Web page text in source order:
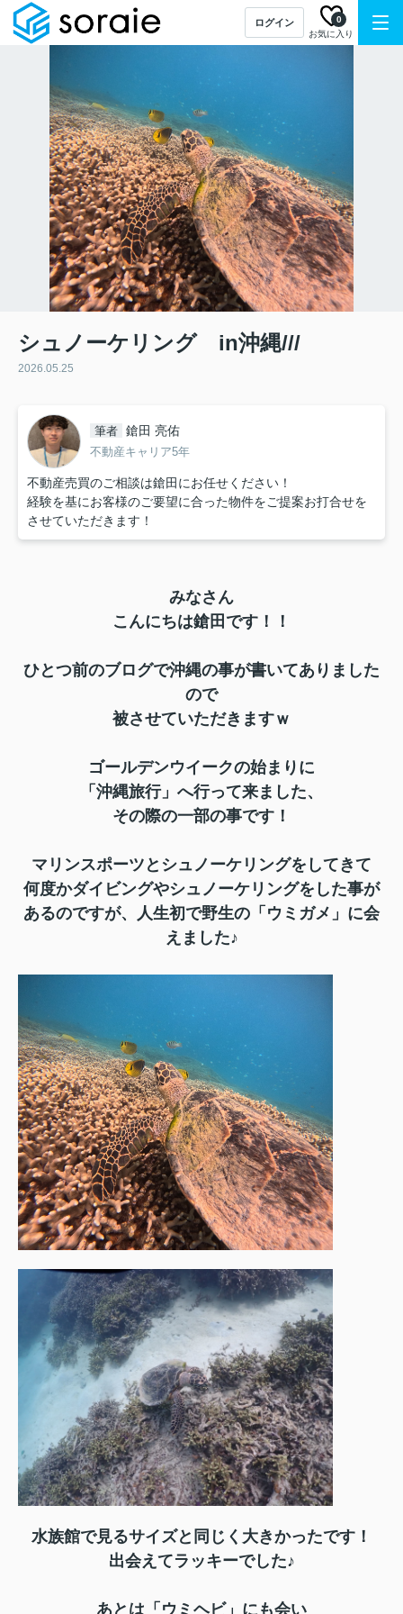
ログイン
お気に入り
0
シュノーケリング in沖縄///
2026.05.25
筆者 鎗田 亮佑
不動産キャリア5年
不動産売買のご相談は鎗田にお任せください！
経験を基にお客様のご要望に合った物件をご提案お打合せを
させていただきます！
みなさん
こんにちは鎗田です！！
ひとつ前のブログで沖縄の事が書いてありました
ので
被させていただきますｗ
ゴールデンウイークの始まりに
「沖縄旅行」へ行って来ました、
その際の一部の事です！
マリンスポーツとシュノーケリングをしてきて
何度かダイビングやシュノーケリングをした事が
あるのですが、人生初で野生の「ウミガメ」に会
えました♪
水族館で見るサイズと同じく大きかったです！
出会えてラッキーでした♪
あとは「ウミヘビ」にも会い